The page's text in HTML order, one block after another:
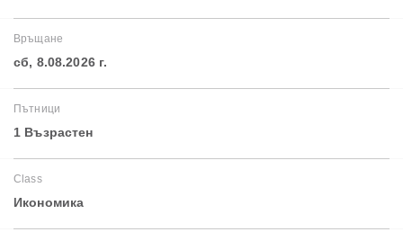
Връщане
сб, 8.08.2026 г.
Пътници
1 Възрастен
Class
Икономика